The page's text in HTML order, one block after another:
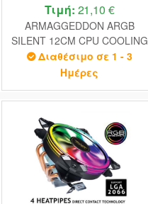
Τιμή: 21,10 €
ARMAGGEDDON ARGB
SILENT 12CM CPU COOLING
FAN 6 HEAT PIPES WHITE
Διαθέσιμο σε 1 - 3
Ημέρες